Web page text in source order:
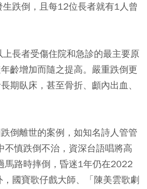
跌倒，且每12位長者就有1人曾
長者受傷住院和急診的最主要原
齡增加而隨之提高。嚴重跌倒更
期臥床，甚至骨折、顱內出血、
倒離世的案例，如知名詩人管管
不慎跌倒不治，資深台語唱將高
馬路時摔倒，昏迷1年仍在2022
國寶歌仔戲大師、「陳美雲歌劇